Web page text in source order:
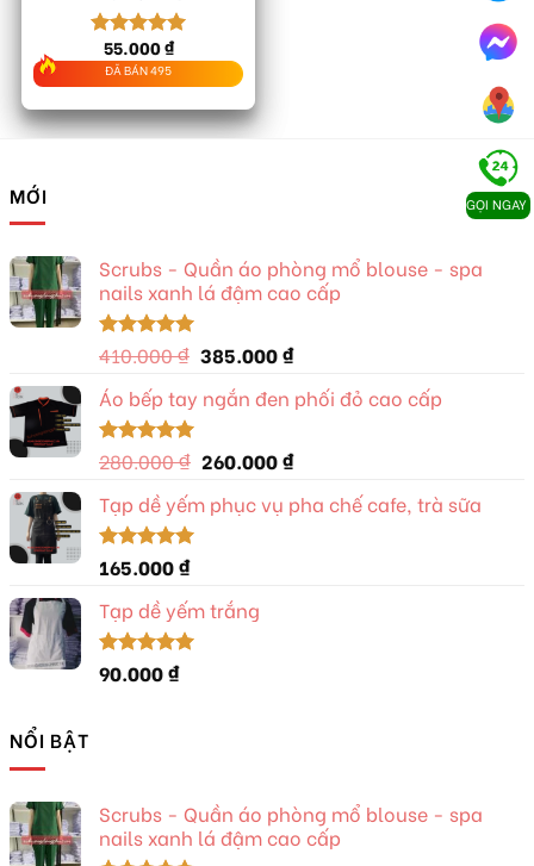
Được xếp
hạng5.00
5 sao
55.000₫
ĐÃ BÁN 495
MỚI
Scrubs - Quần áo phòng mổ blouse - spa
nails xanh lá đậm cao cấp
Được xếp
5 sao
410.000₫ Giá
là:
385.000₫Giá
tại
385.000 ₫.
Áo bếp tay ngắn đen phối đỏ cao cấp
Được xếp
5 sao
280.000₫ Giá
là:
260.000₫Giá
tại
Tạp dề yếm phục vụ pha chế cafe, trà sữa
Được xếp
hạng 5.00
5 sao
165.000₫
Tạp dề yếm trắng
Được xếp
hạng5.00
90.000₫
NỔI BẬT
Scrubs - Quần áo phòng mổ blouse - spa
nails xanh lá đậm cao cấp
GỌI NGAY